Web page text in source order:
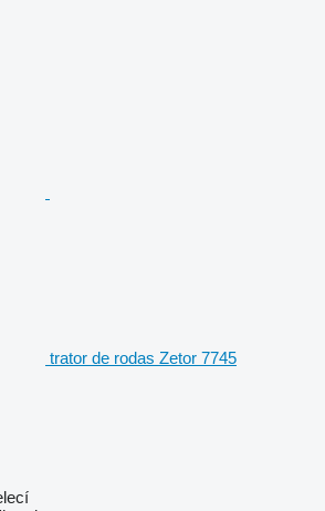
trator de rodas Zetor 7745